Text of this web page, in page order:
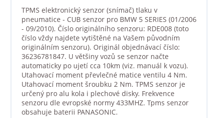
TPMS elektronický senzor (snímač) tlaku v
pneumatice - CUB senzor pro BMW 5 SERIES (01/2006
- 09/2010). Číslo originálního senzoru: RDE008 (toto
číslo vždy najdete vytištěné na Vašem původním
originálním senzoru). Originál objednávací číslo:
36236781847. U většiny vozů se senzor načte
automaticky po ujetí cca 10km (viz. manuál k vozu).
Utahovací moment převlečné matice ventilu 4 Nm.
Utahovací moment šroubku 2 Nm. TPMS senzor je
určený pro alu kola i plechové disky. Frekvence
senzoru dle evropské normy 433MHZ. Tpms senzor
obsahuje baterii PANASONIC.